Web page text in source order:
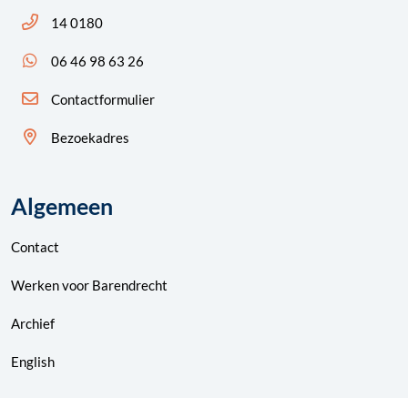
Bel ons: 14 0180
14 0180
App ons: 06 46 98 63 26 (WhatsApp)
06 46 98 63 26
Contactformulier
Bezoekadres
Algemeen
Contact
Werken voor Barendrecht
Archief
English